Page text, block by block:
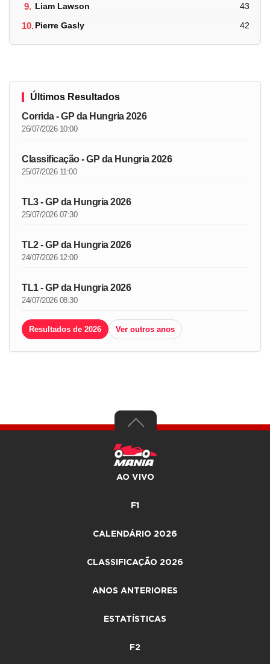
9. Liam Lawson 43
10.Pierre Gasly 42
Últimos Resultados
Corrida - GP da Hungria 2026
26/07/2026 10:00
Classificação - GP da Hungria 2026
25/07/2026 11:00
TL3 - GP da Hungria 2026
25/07/2026 07:30
TL2 - GP da Hungria 2026
24/07/2026 12:00
TL1 - GP da Hungria 2026
24/07/2026 08:30
Resultados de 2026 Ver outros anos
AO VIVO
F1
CALENDÁRIO 2026
CLASSIFICAÇÃO 2026
ANOS ANTERIORES
ESTATÍSTICAS
F2